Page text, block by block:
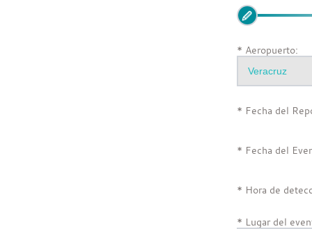
🖉
* Aeropuerto:
* Fecha del
* Fecha del
* Hora de
* Lugar del